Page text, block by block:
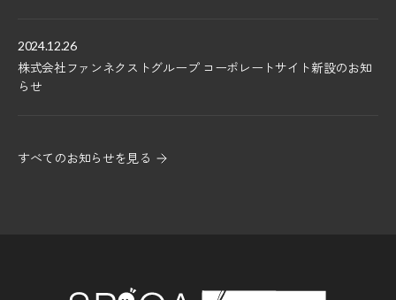
2024.12.26
株式会社ファンネクストグループ コーポレートサイト新設のお知
らせ
すべてのお知らせを見る